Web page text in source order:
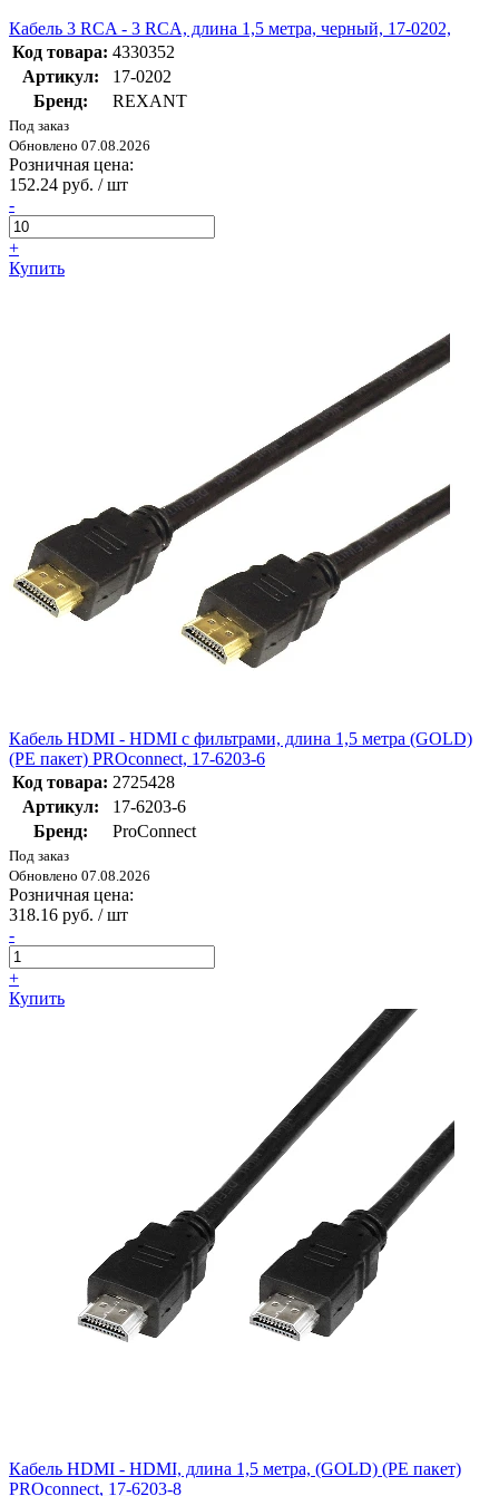
Кабель 3 RCA - 3 RCA, длина 1,5 метра, черный, 17-0202,
Код товара: 4330352
Артикул:
17-0202
Бренд:
REXANT
Под заказ
Обновлено 07.08.2026
Розничная цена:
152.24 руб. / шт
-
+
Купить
Кабель HDMI - HDMI с фильтрами, длина 1,5 метра (GOLD)
(PE пакет) PROconnect, 17-6203-6
Код товара: 2725428
Артикул:
17-6203-6
Бренд:
ProConnect
Под заказ
Обновлено 07.08.2026
Розничная цена:
318.16 руб. / шт
-
+
Купить
Кабель HDMI - HDMI, длина 1,5 метра, (GOLD) (PE пакет)
PROconnect, 17-6203-8